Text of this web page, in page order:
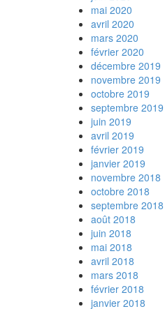
mai 2020
avril 2020
mars 2020
février 2020
décembre 2019
novembre 2019
octobre 2019
septembre 2019
juin 2019
avril 2019
février 2019
janvier 2019
novembre 2018
octobre 2018
septembre 2018
août 2018
juin 2018
mai 2018
avril 2018
mars 2018
février 2018
janvier 2018